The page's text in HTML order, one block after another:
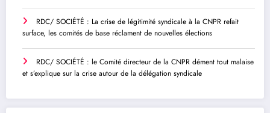
RDC/ SOCIÉTÉ : La crise de légitimité syndicale à la CNPR refait
surface, les comités de base réclament de nouvelles élections
RDC/ SOCIÉTÉ : le Comité directeur de la CNPR dément tout malaise
et s’explique sur la crise autour de la délégation syndicale